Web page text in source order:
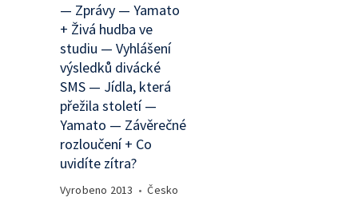
— Zprávy — Yamato
+ Živá hudba ve
studiu — Vyhlášení
výsledků divácké
SMS — Jídla, která
přežila století —
Yamato — Závěrečné
rozloučení + Co
uvidíte zítra?
Vyrobeno 2013 •Česko